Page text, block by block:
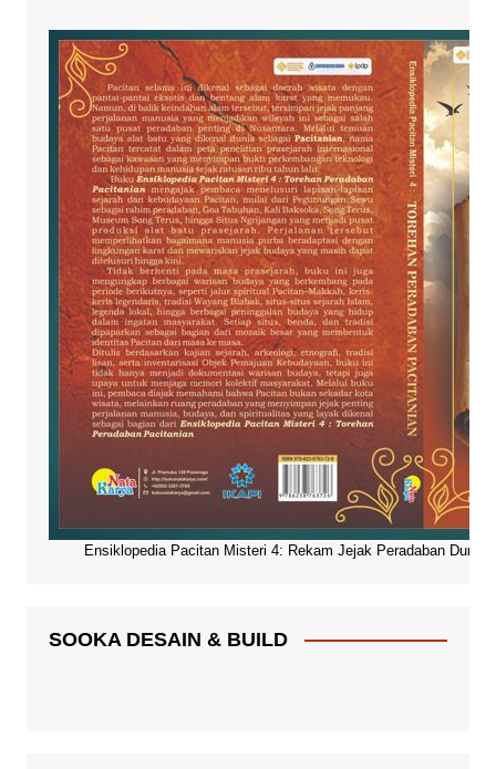
Ensiklopedia Pacitan Misteri 4: Rekam Jejak Peradaban Dunia
SOOKA DESAIN & BUILD